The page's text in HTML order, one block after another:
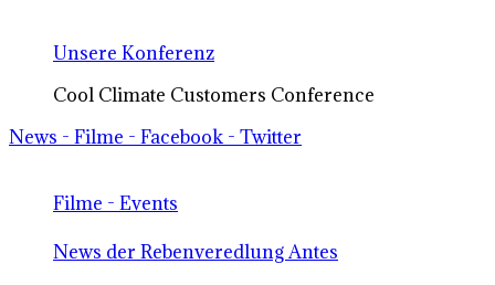
Unsere Konferenz
Cool Climate Customers Conference
News - Filme - Facebook - Twitter
Filme - Events
News der Rebenveredlung Antes